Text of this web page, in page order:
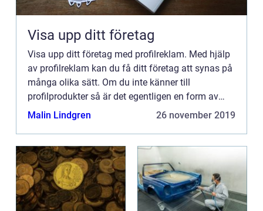
Visa upp ditt företag
Visa upp ditt företag med profilreklam. Med hjälp
av profilreklam kan du få ditt företag att synas på
många olika sätt. Om du inte känner till
profilprodukter så är det egentligen en form av
markn...
Malin Lindgren 26 november 2019